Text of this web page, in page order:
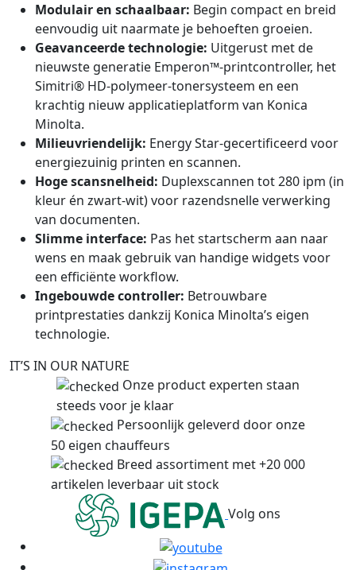
Modulair en schaalbaar: Begin compact en breid
eenvoudig uit naarmate je behoeften groeien.
Geavanceerde technologie: Uitgerust met de
nieuwste generatie Emperon™-printcontroller, het
Simitri® HD-polymeer-tonersysteem en een
krachtig nieuw applicatieplatform van Konica
Minolta.
Milieuvriendelijk: Energy Star-gecertificeerd voor
energiezuinig printen en scannen.
Hoge scansnelheid: Duplexscannen tot 280 ipm (in
kleur én zwart-wit) voor razendsnelle verwerking
van documenten.
Slimme interface: Pas het startscherm aan naar
wens en maak gebruik van handige widgets voor
een efficiënte workflow.
Ingebouwde controller: Betrouwbare
printprestaties dankzij Konica Minolta’s eigen
technologie.
IT’S IN OUR NATURE
Onze product experten staan
steeds voor je klaar
Persoonlijk geleverd door onze
50 eigen chauffeurs
Breed assortiment met +20 000
artikelen leverbaar uit stock
Volg ons